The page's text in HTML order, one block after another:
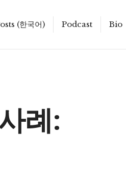
(한국어) Podcast Bio
례: